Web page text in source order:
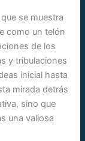
se muestra
como un telón
de los
y tribulaciones
inicial hasta
mirada detrás
sino que
una valiosa